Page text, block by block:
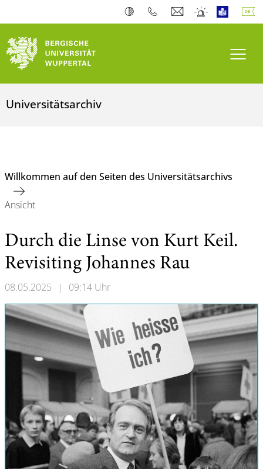
Universitätsarchiv
Willkommen auf den Seiten des Universitätsarchivs
Ansicht
Durch die Linse von Kurt Keil.
Revisiting Johannes Rau
08.05.2025 | 09:14 Uhr